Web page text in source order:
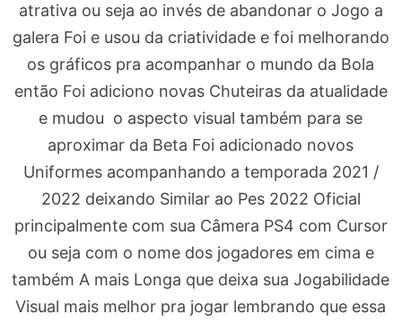
atrativa ou seja ao invés de abandonar o Jogo a
galera Foi e usou da criatividade e foi melhorando
os gráficos pra acompanhar o mundo da Bola
então Foi adiciono novas Chuteiras da atualidade
e mudou o aspecto visual também para se
aproximar da Beta Foi adicionado novos
Uniformes acompanhando a temporada 2021 /
2022 deixando Similar ao Pes 2022 Oficial
principalmente com sua Câmera PS4 com Cursor
ou seja com o nome dos jogadores em cima e
também A mais Longa que deixa sua Jogabilidade
Visual mais melhor pra jogar lembrando que essa